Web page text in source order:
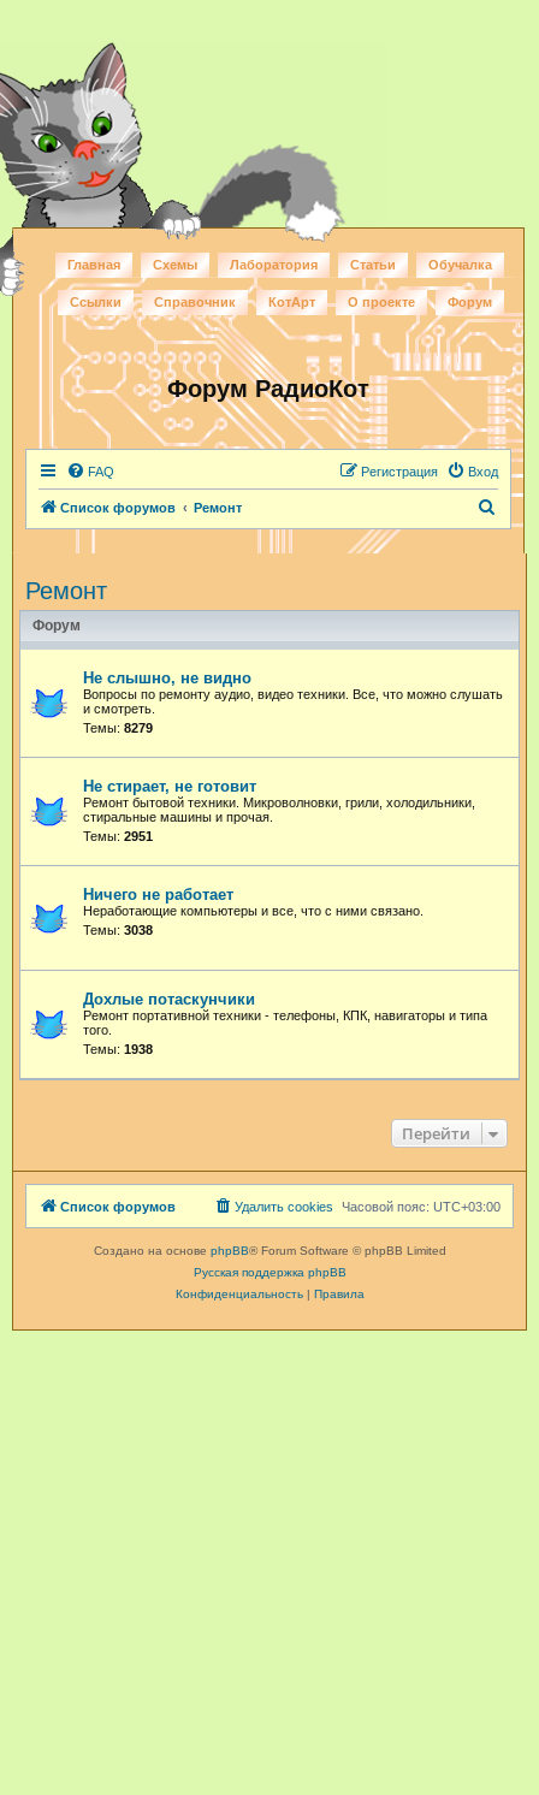
Главная Схемы Лаборатория Статьи Обучалка
Ссылки Справочник КотАрт О проекте Форум
Форум РадиоКот
FAQ Вход
Регистрация
Список форумов Ремонт
Ремонт
Форум
Не слышно, не видно
Вопросы по ремонту аудио, видео техники. Все, что можно слушать
и смотреть.
Темы: 8279
Не стирает, не готовит
Ремонт бытовой техники. Микроволновки, грили, холодильники,
стиральные машины и прочая.
Темы: 2951
Ничего не работает
Неработающие компьютеры и все, что с ними связано.
Темы: 3038
Дохлые потаскунчики
Ремонт портативной техники - телефоны, КПК, навигаторы и типа
того.
Темы: 1938
Перейти
Список форумов Часовой пояс: UTC+03:00
Удалить cookies
Создано на основе phpBB® Forum Software © phpBB Limited
Русская поддержка phpBB
Конфиденциальность| Правила